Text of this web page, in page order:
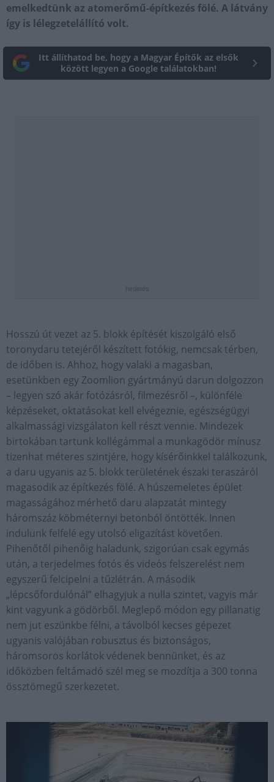
emelkedtünk az atomerőmű-építkezés fölé. A látvány
így is lélegzetelállító volt.
Itt állíthatod be, hogy a Magyar Építők az elsők
között legyen a Google találatokban!
hirdetés
Hosszú út vezet az 5. blokk építését kiszolgáló első
toronydaru tetejéről készített fotókig, nemcsak térben,
de időben is. Ahhoz, hogy valaki a magasban,
esetünkben egy Zoomlion gyártmányú darun dolgozzon
– legyen szó akár fotózásról, filmezésről –, különféle
képzéseket, oktatásokat kell elvégeznie, egészségügyi
alkalmassági vizsgálaton kell részt vennie. Mindezek
birtokában tartunk kollégámmal a munkagödör mínusz
tizenhat méteres szintjére, hogy kísérőinkkel találkozunk,
a daru ugyanis az 5. blokk területének északi teraszáról
magasodik az építkezés fölé. A húszemeletes épület
magasságához mérhető daru alapzatát mintegy
háromszáz köbméternyi betonból öntötték. Innen
indulunk felfelé egy utolsó eligazítást követően.
Pihenőtől pihenőig haladunk, szigorúan csak egymás
után, a terjedelmes fotós és videós felszerelést nem
egyszerű felcipelni a tűzlétrán. A második
„lépcsőfordulónál” elhagyjuk a nulla szintet, vagyis már
kint vagyunk a gödörből. Meglepő módon egy pillanatig
nem jut eszünkbe félni, a távolból kecses gépezet
ugyanis valójában robusztus és biztonságos,
háromsoros korlátok védenek bennünket, és az
időközben feltámadó szél meg se mozdítja a 300 tonna
össztömegű szerkezetet.